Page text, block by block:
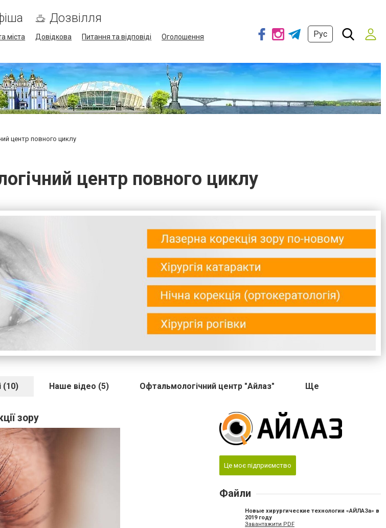
Дозвілля
міста Довідкова Питання та відповіді
Оголошення
Рус
центр повного циклу
центр повного циклу
(10) Наше відео (5) Офтальмологічний центр "Айлаз" Ще
зору
Це моє підприємство
Файли
Новые хирургические технологии «АЙЛАЗа» в
2019 году
Завантажити PDF